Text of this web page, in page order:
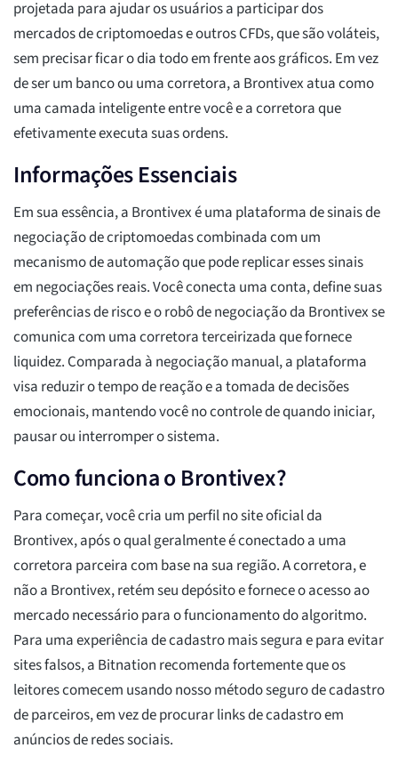
projetada para ajudar os usuários a participar dos
mercados de criptomoedas e outros CFDs, que são voláteis,
sem precisar ficar o dia todo em frente aos gráficos. Em vez
de ser um banco ou uma corretora, a Brontivex atua como
uma camada inteligente entre você e a corretora que
efetivamente executa suas ordens.
Informações Essenciais
Em sua essência, a Brontivex é uma plataforma de sinais de
negociação de criptomoedas combinada com um
mecanismo de automação que pode replicar esses sinais
em negociações reais. Você conecta uma conta, define suas
preferências de risco e o robô de negociação da Brontivex se
comunica com uma corretora terceirizada que fornece
liquidez. Comparada à negociação manual, a plataforma
visa reduzir o tempo de reação e a tomada de decisões
emocionais, mantendo você no controle de quando iniciar,
pausar ou interromper o sistema.
Como funciona o Brontivex?
Para começar, você cria um perfil no site oficial da
Brontivex, após o qual geralmente é conectado a uma
corretora parceira com base na sua região. A corretora, e
não a Brontivex, retém seu depósito e fornece o acesso ao
mercado necessário para o funcionamento do algoritmo.
Para uma experiência de cadastro mais segura e para evitar
sites falsos, a Bitnation recomenda fortemente que os
leitores comecem usando nosso método seguro de cadastro
de parceiros, em vez de procurar links de cadastro em
anúncios de redes sociais.